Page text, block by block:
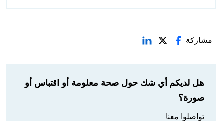
مشاركة
هل لديكم أي شك حول صحة معلومة أو اقتباس أو
صورة؟
تواصلوا معنا